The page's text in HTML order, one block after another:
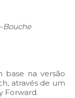
Bouche
base na versão
através de um
Forward.